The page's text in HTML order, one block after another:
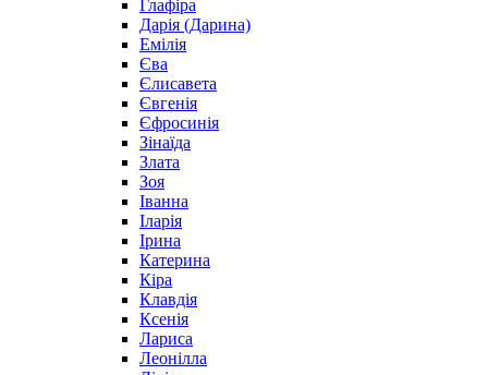
Глафіра
Дарія (Дарина)
Емілія
Єва
Єлисавета
Євгенія
Єфросинія
Зінаїда
Злата
Зоя
Іванна
Іларія
Ірина
Катерина
Кіра
Клавдія
Ксенія
Лариса
Леонілла